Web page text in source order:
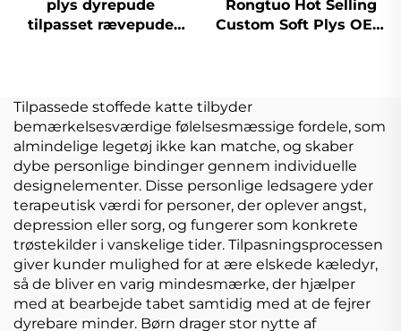
plys dyrepude
tilpasset rævepude
Rongtuo Hot Selling
Custom Soft Plys OEM
Tilpassede stoffede katte tilbyder
bemærkelsesværdige følelsesmæssige fordele, som
almindelige legetøj ikke kan matche, og skaber
dybe personlige bindinger gennem individuelle
designelementer. Disse personlige ledsagere yder
terapeutisk værdi for personer, der oplever angst,
depression eller sorg, og fungerer som konkrete
trøstekilder i vanskelige tider. Tilpasningsprocessen
giver kunder mulighed for at ære elskede kæledyr,
så de bliver en varig mindesmærke, der hjælper
med at bearbejde tabet samtidig med at de fejrer
dyrebare minder. Børn drager stor nytte af